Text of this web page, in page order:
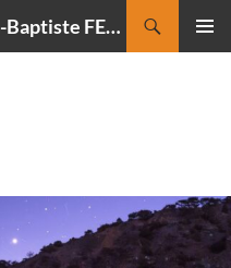
CIELMANIA : le blog de Jean-Baptiste FELDMANN, photographe du ciel